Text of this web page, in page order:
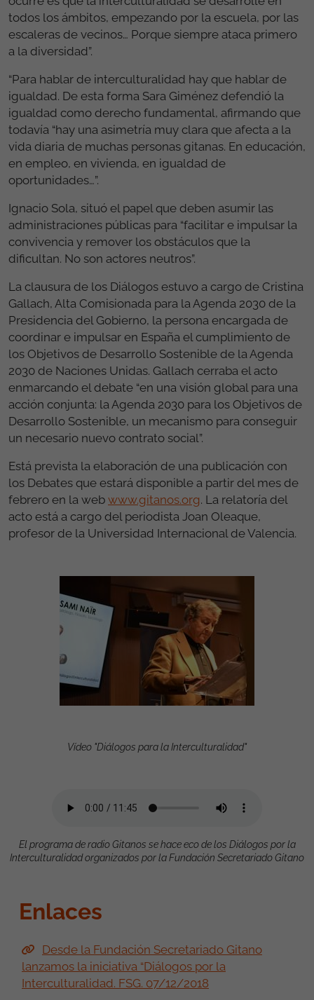
todos los ámbitos, empezando por la escuela, por las
escaleras de vecinos… Porque siempre ataca primero
a la diversidad”.
“Para hablar de interculturalidad hay que hablar de
igualdad. De esta forma Sara Giménez defendió la
igualdad como derecho fundamental, afirmando que
todavía “hay una asimetría muy clara que afecta a la
vida diaria de muchas personas gitanas. En educación,
en empleo, en vivienda, en igualdad de
oportunidades…”.
Ignacio Sola, situó el papel que deben asumir las
administraciones públicas para “facilitar e impulsar la
convivencia y remover los obstáculos que la
dificultan. No son actores neutros”.
La clausura de los Diálogos estuvo a cargo de Cristina
Gallach, Alta Comisionada para la Agenda 2030 de la
Presidencia del Gobierno, la persona encargada de
coordinar e impulsar en España el cumplimiento de
los Objetivos de Desarrollo Sostenible de la Agenda
2030 de Naciones Unidas. Gallach cerraba el acto
enmarcando el debate “en una visión global para una
acción conjunta: la Agenda 2030 para los Objetivos de
Desarrollo Sostenible, un mecanismo para conseguir
un necesario nuevo contrato social”.
Está prevista la elaboración de una publicación con
los Debates que estará disponible a partir del mes de
febrero en la web www.gitanos.org. La relatoría del
acto está a cargo del periodista Joan Oleaque,
profesor de la Universidad Internacional de Valencia.
Vídeo "Diálogos para la Interculturalidad"
El programa de radio Gitanos se hace eco de los Diálogos por la
Interculturalidad organizados por la Fundación Secretariado Gitano
Enlaces
Desde la Fundación Secretariado Gitano
lanzamos la iniciativa “Diálogos por la
Interculturalidad. FSG. 07/12/2018